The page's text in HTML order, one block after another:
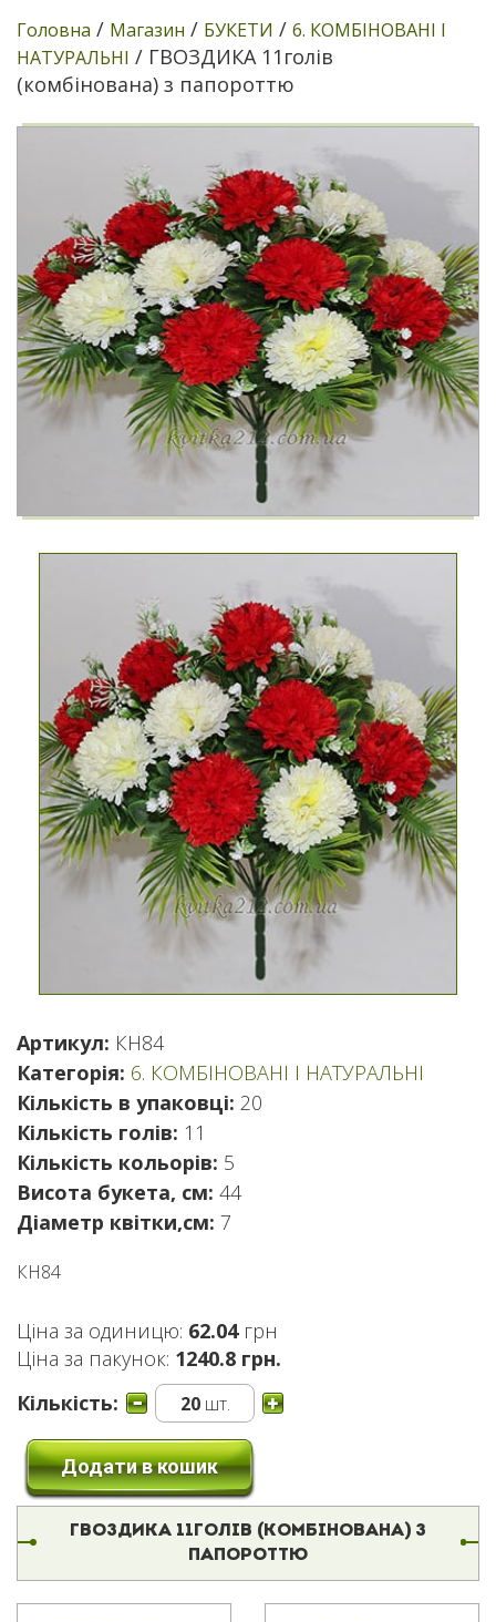
Головна / Магазин / БУКЕТИ / 6. КОМБІНОВАНІ І
НАТУРАЛЬНІ / ГВОЗДИКА 11голів
(комбінована) з папороттю
Артикул: КН84
Категорія: 6. КОМБІНОВАНІ І НАТУРАЛЬНІ
Кількість в упаковці: 20
Кількість голів: 11
Кількість кольорів: 5
Висота букета, см: 44
Діаметр квітки,см: 7
КН84
Ціна за одиницю: 62.04 грн
Ціна за пакунок: 1240.8 грн.
Кількість:
20шт.
Додати в кошик
ГВОЗДИКА 11ГОЛІВ (КОМБІНОВАНА) З
ПАПОРОТТЮ